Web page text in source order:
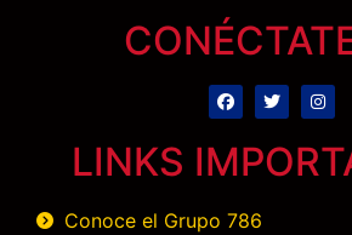
LINKS
Conoce el Grupo 786